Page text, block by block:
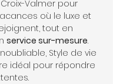
Valmer pour
où le luxe et
tout en
service sur-mesure.
Style de vie
idéal pour répondre